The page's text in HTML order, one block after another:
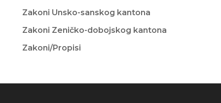
Zakoni Unsko-sanskog kantona
Zakoni Zeničko-dobojskog kantona
Zakoni/Propisi